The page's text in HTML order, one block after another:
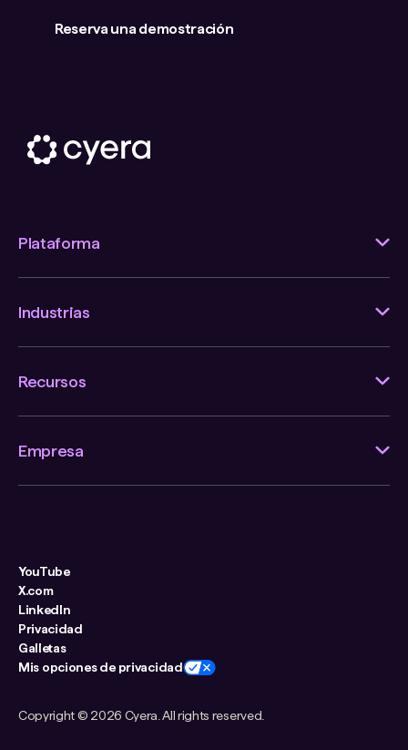
Reserva una demostración
Plataforma
Industrias
Recursos
Empresa
Copyright © 2026 Cyera. All rights reserved.
YouTube
X.com
LinkedIn
Privacidad
Galletas
Mis opciones de privacidad